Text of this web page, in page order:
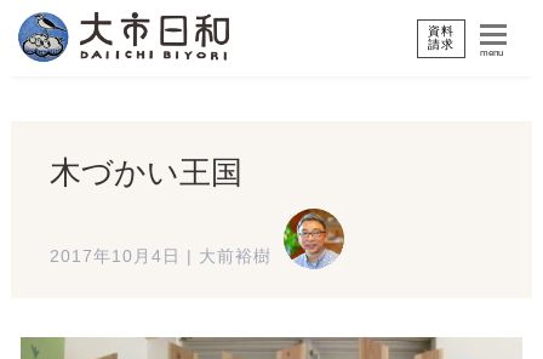
資料
請求
menu
木づかい王国
2017年10月4日 大前裕樹